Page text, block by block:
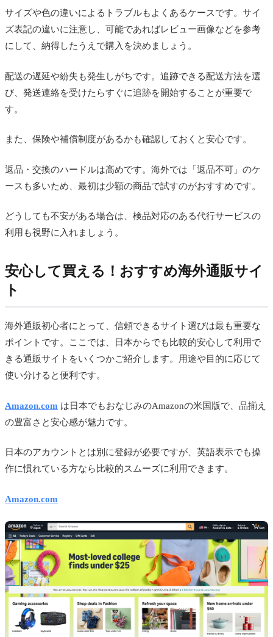
サイズや色の違いによるトラブルもよくあるケースです。サイ
ズ表記の違いに注意し、可能であればレビュー画像などを参考
にして、納得したうえで購入を決めましょう。
配送の遅延や紛失も発生しがちです。追跡できる配送方法を選
び、発送連絡を受けたらすぐに追跡を開始することが重要で
す。
また、保険や補償制度があるかも確認しておくと安心です。
返品・交換のハードルは高めです。海外では「返品不可」のケ
ースも多いため、最初は少額の商品で試すのがおすすめです。
どうしても不安がある場合は、検品対応のある代行サービスの
利用も視野に入れましょう。
安心して買える！おすすめ海外通販サイ
ト
海外通販初心者にとって、信頼できるサイト選びは最も重要な
ポイントです。ここでは、日本からでも比較的安心して利用で
きる通販サイトをいくつかご紹介します。用途や目的に応じて
使い分けると便利です。
Amazon.com は日本でもおなじみのAmazonの米国版で、品揃え
の豊富さと安心感が魅力です。
日本のアカウントとは別に登録が必要ですが、英語表示でも操
作に慣れている方なら比較的スムーズに利用できます。
Amazon.com